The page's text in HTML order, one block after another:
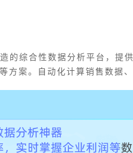
的综合性数据分析平台，提
方案。自动化计算销售数据